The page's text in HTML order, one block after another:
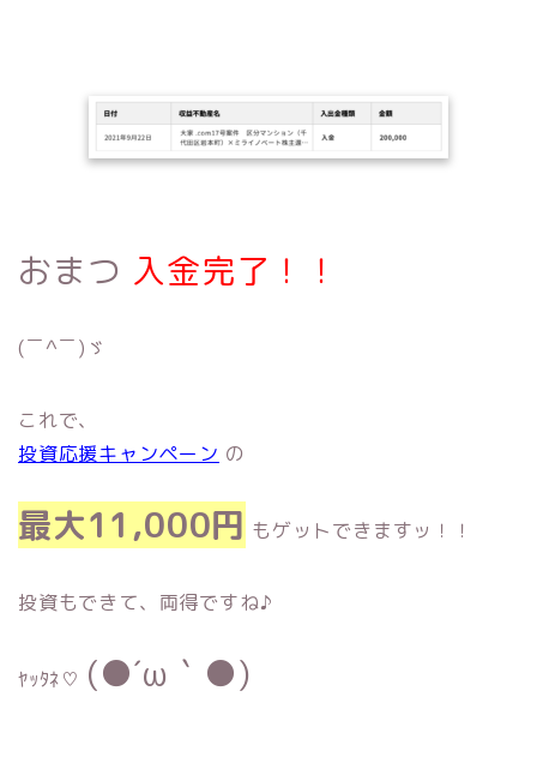
おまつ 入金完了！！
(￣^￣)ゞ
これで、
投資応援キャンペーン の
最大11,000円 もゲットできますッ！！
投資もできて、両得ですね♪
ﾔｯﾀﾈ♡ (●´ω｀●)